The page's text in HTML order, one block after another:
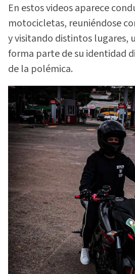
En estos videos aparece
motocicletas, reuniéndose
y visitando distintos lugares,
forma parte de su identidad
de la polémica.